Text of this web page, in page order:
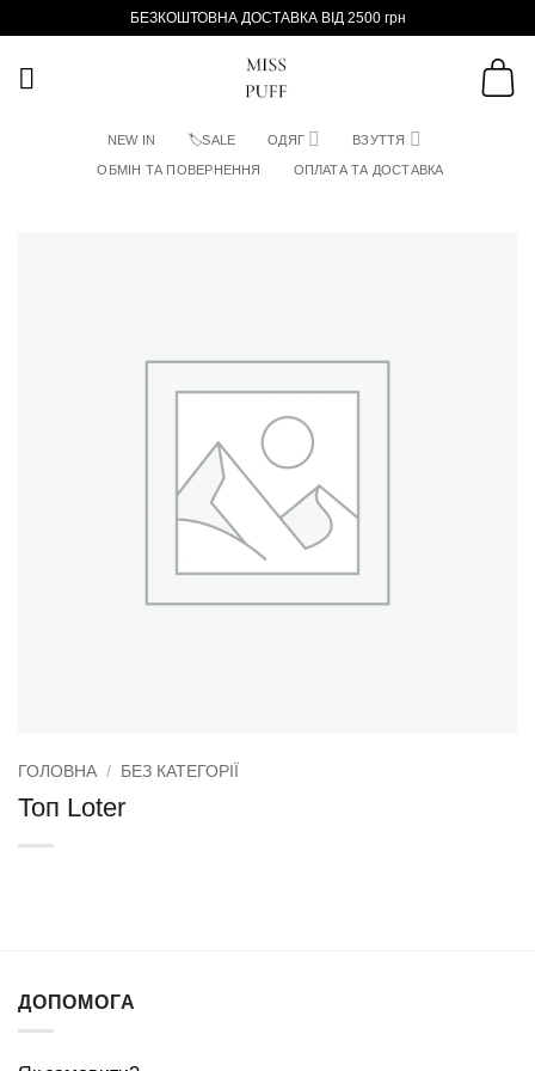
БЕЗКОШТОВНА ДОСТАВКА ВІД 2500 грн
NEW IN 🏷SALE ОДЯГ ВЗУТТЯ
ОБМІН ТА ПОВЕРНЕННЯ ОПЛАТА ТА ДОСТАВКА
ГОЛОВНА / БЕЗ КАТЕГОРІЇ
Топ Loter
ДОПОМОГА